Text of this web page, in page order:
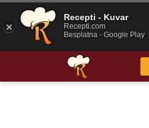
Recepti - Kuvar
Recepti.com
Besplatna - Google Play